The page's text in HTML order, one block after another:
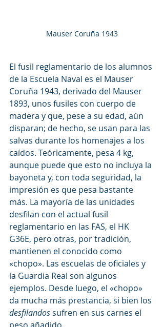
Mauser Coruña 1943
El fusil reglamentario de los alumnos
de la Escuela Naval es el Mauser
Coruña 1943, derivado del Mauser
1893, unos fusiles con cuerpo de
madera y que, pese a su edad, aún
disparan; de hecho, se usan para las
salvas durante los homenajes a los
caídos. Teóricamente, pesa 4 kg,
aunque puede que esto no incluya la
bayoneta y, con toda seguridad, la
impresión es que pesa bastante
más. La mayoría de las unidades
desfilan con el actual fusil
reglamentario en las FAS, el HK
G36E, pero otras, por tradición,
mantienen el conocido como
«chopo». Las escuelas de oficiales y
la Guardia Real son algunos
ejemplos. Desde luego, el «chopo»
da mucha más prestancia, si bien los
desfilandos sufren en sus carnes el
peso añadido.